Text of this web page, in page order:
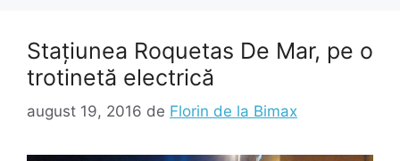
Stațiunea Roquetas De Mar, pe o
trotinetă electrică
august 19, 2016 de Florin de la Bimax